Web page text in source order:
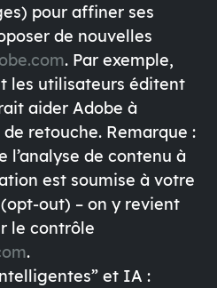
pour affiner ses
de nouvelles
. Par exemple,
les utilisateurs éditent
aider Adobe à
retouche. Remarque :
l’analyse de contenu à
est soumise à votre
out) – on y revient
le contrôle
.
et IA :